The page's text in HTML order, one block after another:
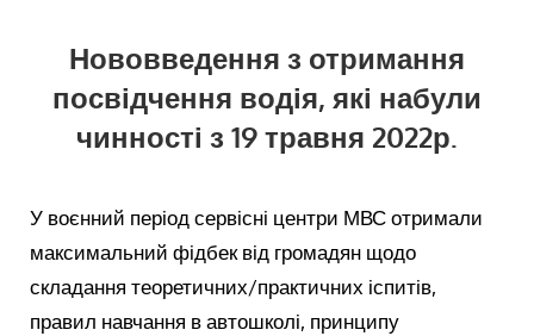
Нововведення з отримання
посвідчення водія, які набули
чинності з 19 травня 2022р.
У воєнний період сервісні центри МВС отримали
максимальний фідбек від громадян щодо
складання теоретичних/практичних іспитів,
правил навчання в автошколі, принципу